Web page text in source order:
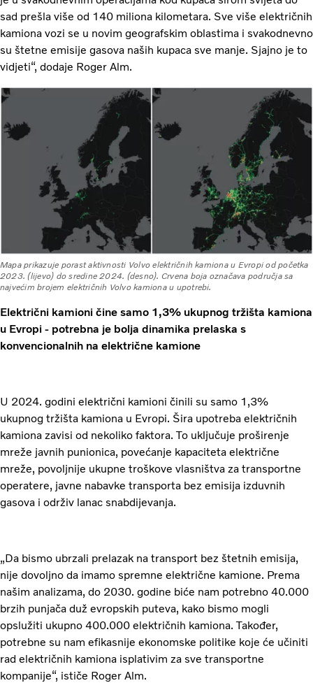
sad prešla više od 140 miliona kilometara. Sve više električnih
kamiona vozi se u novim geografskim oblastima i svakodnevno
su štetne emisije gasova naših kupaca sve manje. Sjajno je to
vidjeti“, dodaje Roger Alm.
Mapa prikazuje porast aktivnosti Volvo električnih kamiona u Evropi od početka
2023. (lijevo) do sredine 2024. (desno). Crvena boja označava područja sa
najvećim brojem električnih Volvo kamiona u upotrebi.
Električni kamioni čine samo 1,3% ukupnog tržišta kamiona
u Evropi - potrebna je bolja dinamika prelaska s
konvencionalnih na električne kamione
U 2024. godini električni kamioni činili su samo 1,3%
ukupnog tržišta kamiona u Evropi. Šira upotreba električnih
kamiona zavisi od nekoliko faktora. To uključuje proširenje
mreže javnih punionica, povećanje kapaciteta električne
mreže, povoljnije ukupne troškove vlasništva za transportne
operatere, javne nabavke transporta bez emisija izduvnih
gasova i održiv lanac snabdijevanja.
„Da bismo ubrzali prelazak na transport bez štetnih emisija,
nije dovoljno da imamo spremne električne kamione. Prema
našim analizama, do 2030. godine biće nam potrebno 40.000
brzih punjača duž evropskih puteva, kako bismo mogli
opslužiti ukupno 400.000 električnih kamiona. Također,
potrebne su nam efikasnije ekonomske politike koje će učiniti
rad električnih kamiona isplativim za sve transportne
kompanije“, ističe Roger Alm.